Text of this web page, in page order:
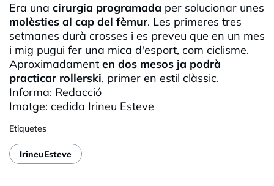
Era una cirurgia programada per solucionar unes
molèsties al cap del fèmur. Les primeres tres
setmanes durà crosses i es preveu que en un mes
i mig pugui fer una mica d'esport, com ciclisme.
Aproximadament en dos mesos ja podrà
practicar rollerski, primer en estil clàssic.
Informa: Redacció
Imatge: cedida Irineu Esteve
Etiquetes
IrineuEsteve